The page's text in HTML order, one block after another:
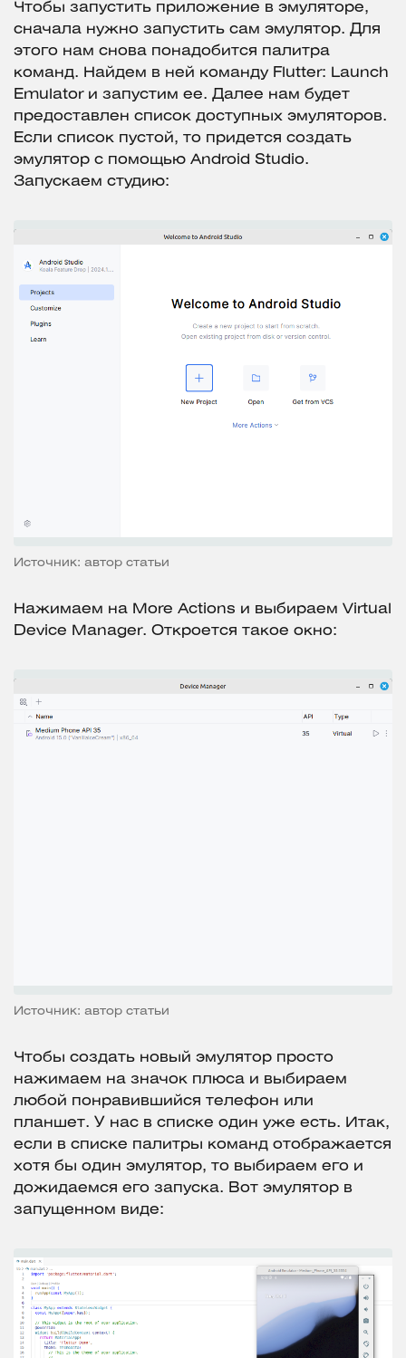
Чтобы запустить приложение в эмуляторе,
сначала нужно запустить сам эмулятор. Для
этого нам снова понадобится палитра
команд. Найдем в ней команду Flutter: Launch
Emulator и запустим ее. Далее нам будет
предоставлен список доступных эмуляторов.
Если список пустой, то придется создать
эмулятор с помощью Android Studio.
Запускаем студию:
Источник: автор статьи
Нажимаем на More Actions и выбираем Virtual
Device Manager. Откроется такое окно:
Источник: автор статьи
Чтобы создать новый эмулятор просто
нажимаем на значок плюса и выбираем
любой понравившийся телефон или
планшет. У нас в списке один уже есть. Итак,
если в списке палитры команд отображается
хотя бы один эмулятор, то выбираем его и
дожидаемся его запуска. Вот эмулятор в
запущенном виде: